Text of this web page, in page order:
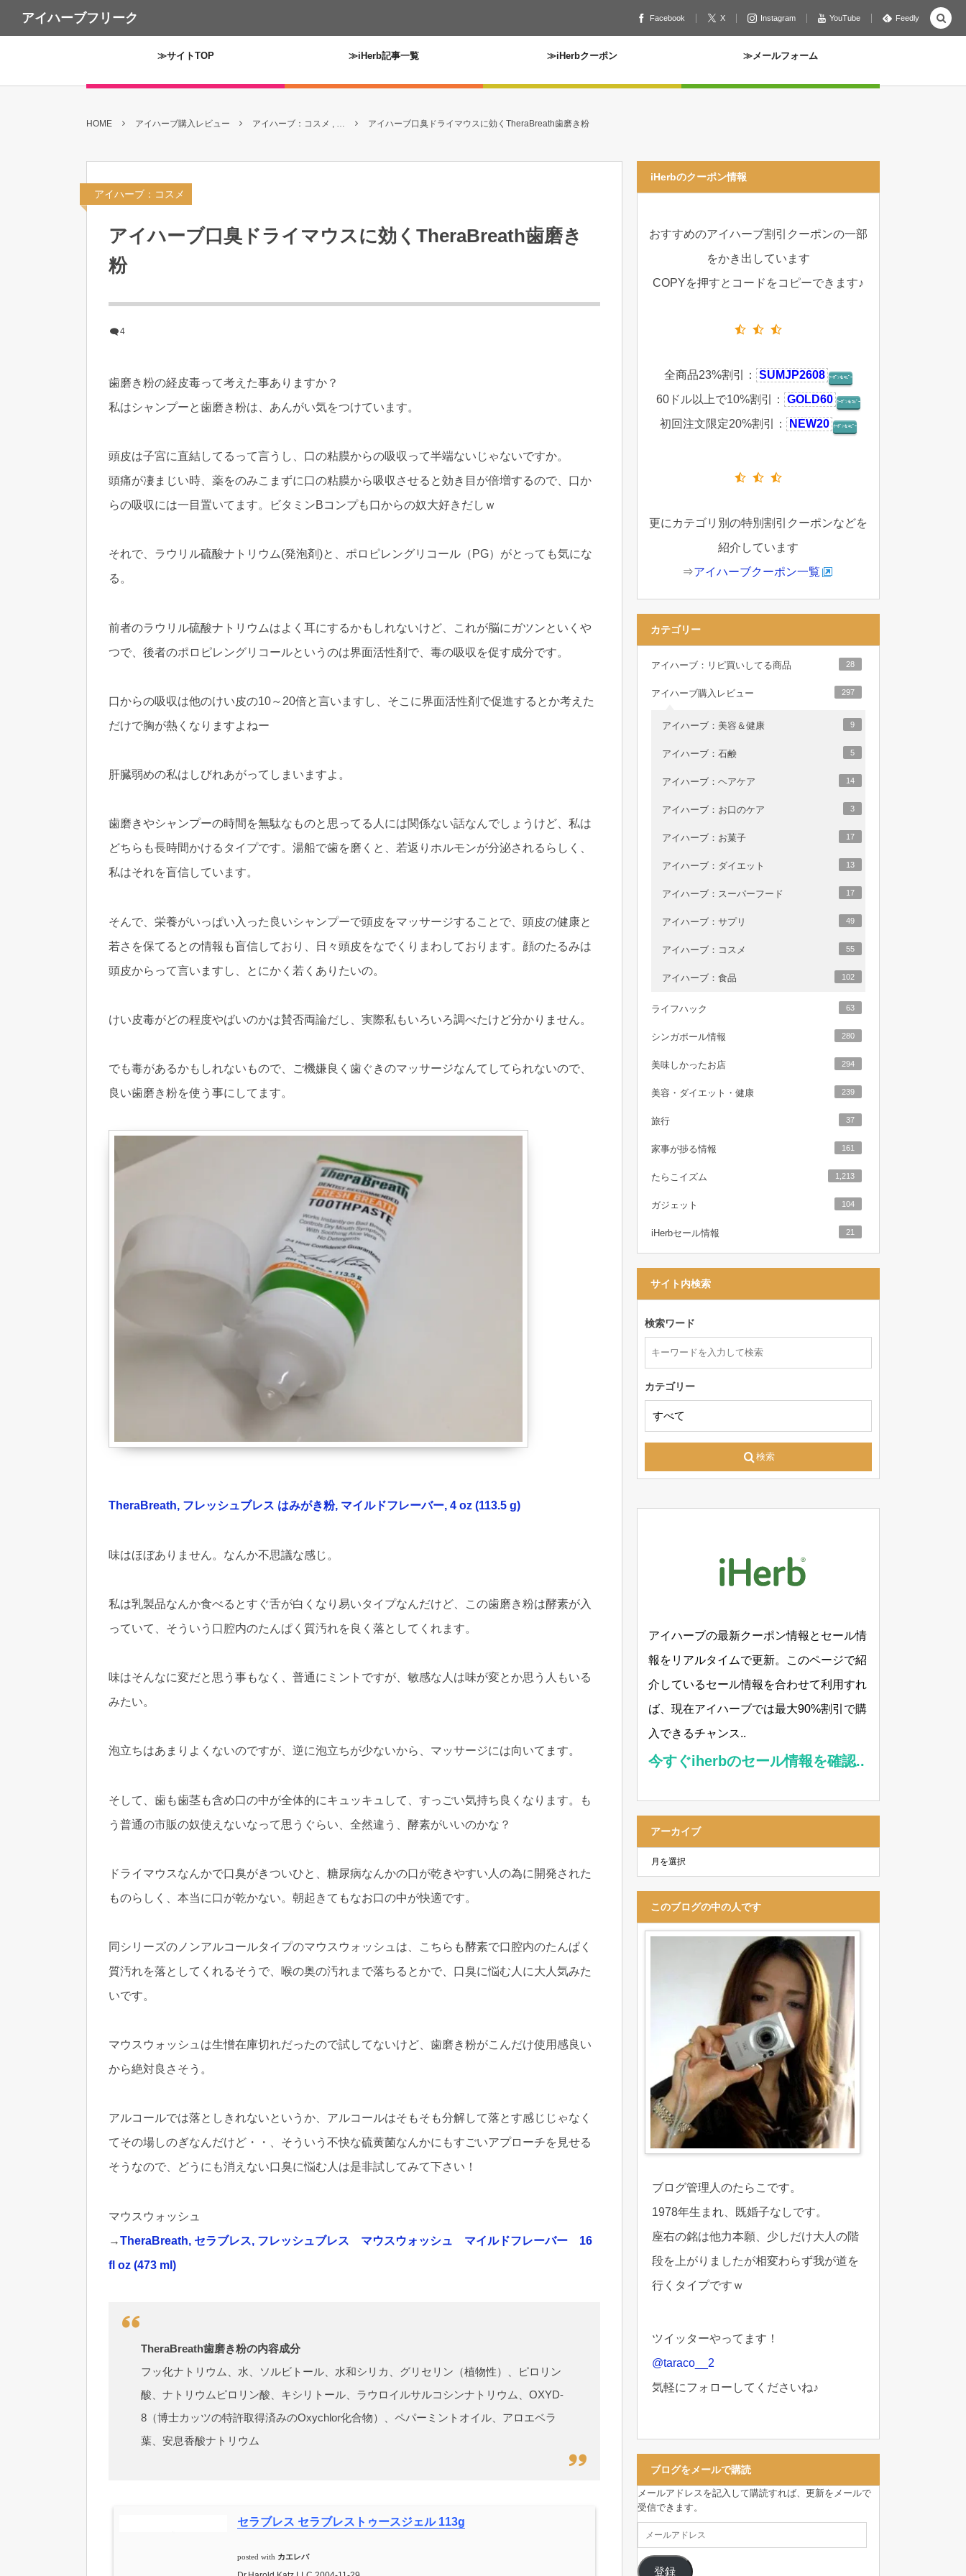
アイハーブフリーク Facebook X Instagram YouTube Feedly
≫サイトTOP ≫iHerb記事一覧 ≫iHerbクーポン ≫メールフォーム
HOME アイハーブ購入レビュー アイハーブ：コスメ , … アイハーブ口臭ドライマウスに効くTheraBreath歯磨き粉
アイハーブ：コスメ
アイハーブ口臭ドライマウスに効くTheraBreath歯磨き
粉
4
歯磨き粉の経皮毒って考えた事ありますか？
私はシャンプーと歯磨き粉は、あんがい気をつけています。
頭皮は子宮に直結してるって言うし、口の粘膜からの吸収って半端ないじゃないですか。
頭痛が凄まじい時、薬をのみこまずに口の粘膜から吸収させると効き目が倍増するので、口か
らの吸収には一目置いてます。ビタミンBコンプも口からの奴大好きだしｗ
それで、ラウリル硫酸ナトリウム(発泡剤)と、ポロピレングリコール（PG）がとっても気にな
る。
前者のラウリル硫酸ナトリウムはよく耳にするかもしれないけど、これが脳にガツンといくや
つで、後者のポロピレングリコールというのは界面活性剤で、毒の吸収を促す成分です。
口からの吸収は他のけい皮の10～20倍と言いますし、そこに界面活性剤で促進するとか考えた
だけで胸が熱くなりますよねー
肝臓弱めの私はしびれあがってしまいますよ。
歯磨きやシャンプーの時間を無駄なものと思ってる人には関係ない話なんでしょうけど、私は
どちらも長時間かけるタイプです。湯船で歯を磨くと、若返りホルモンが分泌されるらしく、
私はそれを盲信しています。
そんで、栄養がいっぱい入った良いシャンプーで頭皮をマッサージすることで、頭皮の健康と
若さを保てるとの情報も盲信しており、日々頭皮をなでくりまわしております。顔のたるみは
頭皮からって言いますし、とにかく若くありたいの。
けい皮毒がどの程度やばいのかは賛否両論だし、実際私もいろいろ調べたけど分かりません。
でも毒があるかもしれないもので、ご機嫌良く歯ぐきのマッサージなんてしてられないので、
良い歯磨き粉を使う事にしてます。
TheraBreath, フレッシュブレス はみがき粉, マイルドフレーバー, 4 oz (113.5 g)
味はほぼありません。なんか不思議な感じ。
私は乳製品なんか食べるとすぐ舌が白くなり易いタイプなんだけど、この歯磨き粉は酵素が入
っていて、そういう口腔内のたんぱく質汚れを良く落としてくれます。
味はそんなに変だと思う事もなく、普通にミントですが、敏感な人は味が変とか思う人もいる
みたい。
泡立ちはあまりよくないのですが、逆に泡立ちが少ないから、マッサージには向いてます。
そして、歯も歯茎も含め口の中が全体的にキュッキュして、すっごい気持ち良くなります。も
う普通の市販の奴使えないなって思うぐらい、全然違う、酵素がいいのかな？
ドライマウスなんかで口臭がきついひと、糖尿病なんかの口が乾きやすい人の為に開発された
ものらしく、本当に口が乾かない。朝起きてもなお口の中が快適です。
同シリーズのノンアルコールタイプのマウスウォッシュは、こちらも酵素で口腔内のたんぱく
質汚れを落としてくれるそうで、喉の奥の汚れまで落ちるとかで、口臭に悩む人に大人気みた
いです。
マウスウォッシュは生憎在庫切れだったので試してないけど、歯磨き粉がこんだけ使用感良い
から絶対良さそう。
アルコールでは落としきれないというか、アルコールはそもそも分解して落とす感じじゃなく
てその場しのぎなんだけど・・、そういう不快な硫黄菌なんかにもすごいアプローチを見せる
そうなので、どうにも消えない口臭に悩む人は是非試してみて下さい！
マウスウォッシュ
→TheraBreath, セラブレス, フレッシュブレス マウスウォッシュ マイルドフレーバー 16
fl oz (473 ml)
TheraBreath歯磨き粉の内容成分
フッ化ナトリウム、水、ソルビトール、水和シリカ、グリセリン（植物性）、ピロリン
酸、ナトリウムピロリン酸、キシリトール、ラウロイルサルコシンナトリウム、OXYD-
8（博士カッツの特許取得済みのOxychlor化合物）、ペパーミントオイル、アロエベラ
葉、安息香酸ナトリウム
セラブレス セラブレストゥースジェル 113g
posted with カエレバ
iHerbのクーポン情報
おすすめのアイハーブ割引クーポンの一部
をかき出しています
COPYを押すとコードをコピーできます♪
全商品23%割引： SUMJP2608 ｸｰﾎﾟﾝをｺﾋﾟｰ
60ドル以上で10%割引： GOLD60 ｸｰﾎﾟﾝをｺﾋﾟｰ
初回注文限定20%割引： NEW20 ｸｰﾎﾟﾝをｺﾋﾟｰ
更にカテゴリ別の特別割引クーポンなどを
紹介しています
⇒アイハーブクーポン一覧
カテゴリー
アイハーブ：リピ買いしてる商品 28
アイハーブ購入レビュー 297
アイハーブ：美容＆健康 9
アイハーブ：石鹸 5
アイハーブ：ヘアケア 14
アイハーブ：お口のケア 3
アイハーブ：お菓子 17
アイハーブ：ダイエット 13
アイハーブ：スーパーフード 17
アイハーブ：サプリ 49
アイハーブ：コスメ 55
アイハーブ：食品 102
ライフハック 63
シンガポール情報 280
美味しかったお店 294
美容・ダイエット・健康 239
旅行 37
家事が捗る情報 161
たらこイズム 1,213
ガジェット 104
iHerbセール情報 21
サイト内検索
検索ワード
カテゴリー
検索
アイハーブの最新クーポン情報とセール情
報をリアルタイムで更新。このページで紹
介しているセール情報を合わせて利用すれ
ば、現在アイハーブでは最大90%割引で購
入できるチャンス..
今すぐiherbのセール情報を確認..
アーカイブ
このブログの中の人です
ブログ管理人のたらこです。
1978年生まれ、既婚子なしです。
座右の銘は他力本願、少しだけ大人の階
段を上がりましたが相変わらず我が道を
行くタイプですｗ
ツイッターやってます！
@taraco__2
気軽にフォローしてくださいね♪
ブログをメールで購読
メールアドレスを記入して購読すれば、更新をメールで
受信できます。
登録